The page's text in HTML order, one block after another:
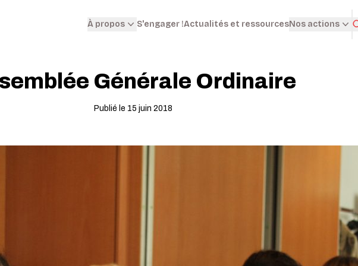
À propos S'engager !Actualités et ressourcesNos actions
Générale Ordinaire
Publié le 15 juin 2018